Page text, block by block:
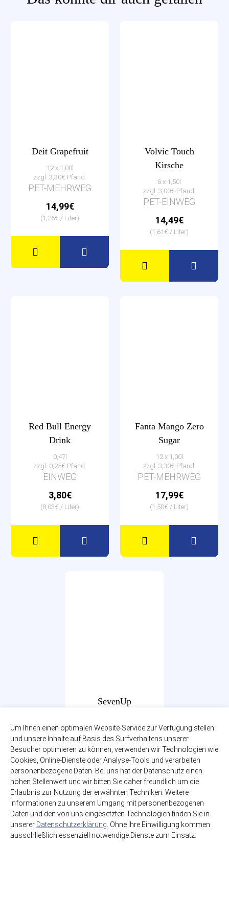
Deit Grapefruit
12 x 1,00l
zzgl. 3,30€ Pfand
PET-MEHRWEG
14,99€
(1,25€ / Liter)
Volvic Touch
Kirsche
6 x 1,50l
zzgl. 3,00€ Pfand
PET-EINWEG
14,49€
(1,61€ / Liter)
Red Bull Energy
Drink
0,47l
zzgl. 0,25€ Pfand
EINWEG
3,80€
(8,03€ / Liter)
Fanta Mango Zero
Sugar
12 x 1,00l
zzgl. 3,30€ Pfand
PET-MEHRWEG
17,99€
(1,50€ / Liter)
SevenUp
zzgl. 3,30€ Pfand
PET-MEHRWEG
14,99€
(1,25€ / Liter)
Um Ihnen einen optimalen Website-Service zur Verfügung stellen
und unsere Inhalte auf Basis des Surfverhaltens unserer
Besucher optimieren zu können, verwenden wir Technologien wie
Cookies, Online-Dienste oder Analyse-Tools und verarbeiten
personenbezogene Daten. Bei uns hat der Datenschutz einen
hohen Stellenwert und wir bitten Sie daher freundlich um die
Erlaubnis zur Nutzung der erwähnten Techniken. Weitere
Informationen zu unserem Umgang mit personenbezogenen
Daten und den von uns eingesetzten Technologien finden Sie in
unserer Datenschutzerklärung . Ohne Ihre Einwilligung kommen
ausschließlich essenziell notwendige Dienste zum Einsatz.